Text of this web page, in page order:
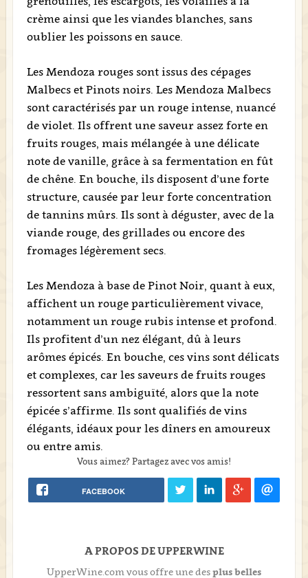
crème ainsi que les viandes blanches, sans
oublier les poissons en sauce.
Les Mendoza rouges sont issus des cépages
Malbecs et Pinots noirs. Les Mendoza Malbecs
sont caractérisés par un rouge intense, nuancé
de violet. Ils offrent une saveur assez forte en
fruits rouges, mais mélangée à une délicate
note de vanille, grâce à sa fermentation en fût
de chêne. En bouche, ils disposent d’une forte
structure, causée par leur forte concentration
de tannins mûrs. Ils sont à déguster, avec de la
viande rouge, des grillades ou encore des
fromages légèrement secs.
Les Mendoza à base de Pinot Noir, quant à eux,
affichent un rouge particulièrement vivace,
notamment un rouge rubis intense et profond.
Ils profitent d’un nez élégant, dû à leurs
arômes épicés. En bouche, ces vins sont délicats
et complexes, car les saveurs de fruits rouges
ressortent sans ambiguïté, alors que la note
épicée s’affirme. Ils sont qualifiés de vins
élégants, idéaux pour les dîners en amoureux
ou entre amis.
Vous aimez? Partagez avec vos amis!
FACEBOOK
A PROPOS DE UPPERWINE
UpperWine.com vous offre une desplus belles